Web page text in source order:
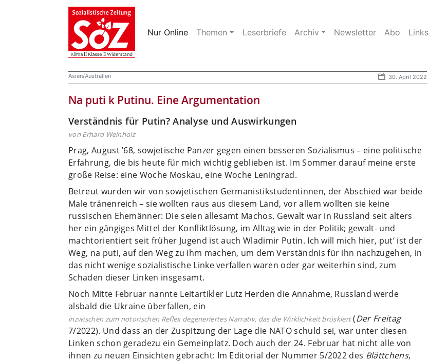
Nur Online Themen Leserbriefe Archiv Newsletter Abo Links
Asien/Australien 30. April 2022
Na puti k Putinu. Eine Argumentation
Verständnis für Putin? Analyse und Auswirkungen
von Erhard Weinholz
Prag, August ’68, sowjetische Panzer gegen einen besseren Sozialismus – eine politische
Erfahrung, die bis heute für mich wichtig geblieben ist. Im Sommer darauf meine erste
große Reise: eine Woche Moskau, eine Woche Leningrad.
Betreut wurden wir von sowjetischen Germanistikstudentinnen, der Abschied war beide
Male tränenreich – sie wollten raus aus diesem Land, vor allem wollten sie keine
russischen Ehemänner: Die seien allesamt Machos. Gewalt war in Russland seit alters
her ein gängiges Mittel der Konfliktlösung, im Alltag wie in der Politik; gewalt- und
machtorientiert seit früher Jugend ist auch Wladimir Putin. Ich will mich hier, put‘ ist der
Weg, na puti, auf den Weg zu ihm machen, um dem Verständnis für ihn nachzugehen, in
das nicht wenige sozialistische Linke verfallen waren oder gar weiterhin sind, zum
Schaden dieser Linken insgesamt.
Noch Mitte Februar nannte Leitartikler Lutz Herden die Annahme, Russland werde
alsbald die Ukraine überfallen, ein
inzwischen zum notorischen Reflex degeneriertes Narrativ, das die Wirklichkeit brüskiert(Der Freitag
7/2022). Und dass an der Zuspitzung der Lage die NATO schuld sei, war unter diesen
Linken schon geradezu ein Gemeinplatz. Doch auch der 24. Februar hat nicht alle von
ihnen zu neuen Einsichten gebracht: Im Editorial der Nummer 5/2022 des Blättchens,